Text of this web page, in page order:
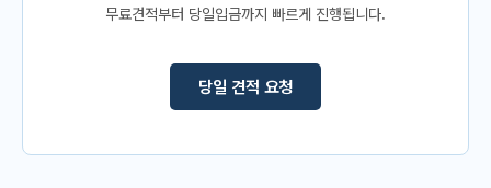
무료견적부터 당일입금까지 빠르게 진행됩니다.
당일 견적 요청